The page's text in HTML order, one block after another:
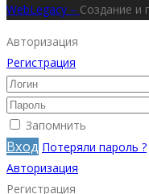
WebLegacy – Создание и
Авторизация
Регистрация
Запомнить
Вход Потеряли пароль ?
Авторизация
Регистрация